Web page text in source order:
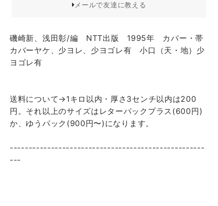
メールで友達に教える
磯崎新、浅田彰/編 NTT出版 1995年 カバー・帯
カバーヤケ、少ヨレ、少ヨゴレ有 小口（天・地）少
ヨゴレ有
送料について→1キロ以内・厚さ3センチ以内は200
円。それ以上のサイズはレターパックプラス(600円)
か、ゆうパック(900円〜)になります。
----------------------------------------------------
---